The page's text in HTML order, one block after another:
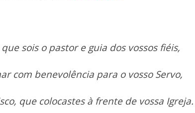
que sois o pastor e guia dos vossos fiéis,
com benevolência para o vosso Servo,
que colocastes à frente de vossa Igreja.